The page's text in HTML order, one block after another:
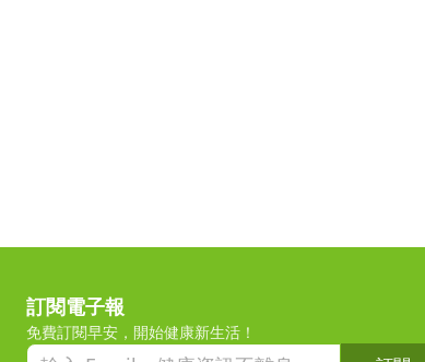
訂閱電子報
免費訂閱早安，開始健康新生活！